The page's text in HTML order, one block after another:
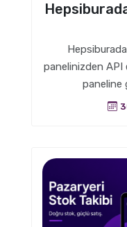
panelinizden API
paneline